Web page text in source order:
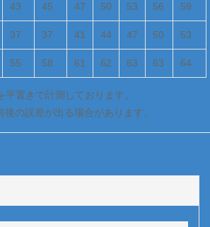
43 45 47 50 53 56 59
37 37 41 44 47 50 53
55 58 61 62 63 63 64
置きで計測しております。
の誤差が出る場合があります。